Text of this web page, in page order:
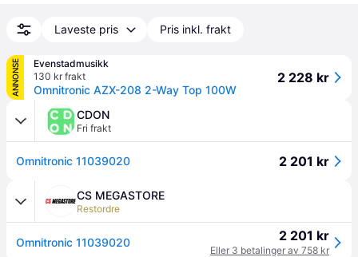
Laveste pris Pris inkl. frakt
ANNONSE
Evenstadmusikk
130 kr frakt
Omnitronic AZX-208 2-Way Top 100W
2 228 kr
CDON
Fri frakt
Omnitronic 11039020 2 201 kr
CS MEGASTORE
Restordre
Omnitronic 11039020 2 201 kr
Eller 3 betalinger av 758 kr